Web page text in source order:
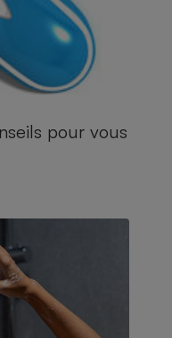
pour vous